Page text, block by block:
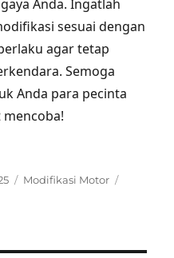
Anda. Ingatlah
sesuai dengan
agar tetap
Semoga
Anda para pecinta
Categories
Modifikasi Motor